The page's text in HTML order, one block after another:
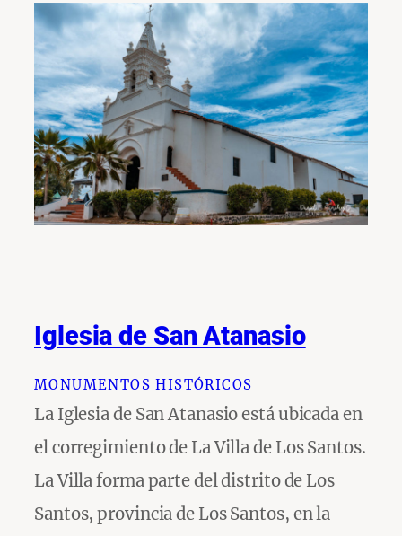
Iglesia de San Atanasio
MONUMENTOS HISTÓRICOS
La Iglesia de San Atanasio está ubicada en
el corregimiento de La Villa de Los Santos.
La Villa forma parte del distrito de Los
Santos, provincia de Los Santos, en la